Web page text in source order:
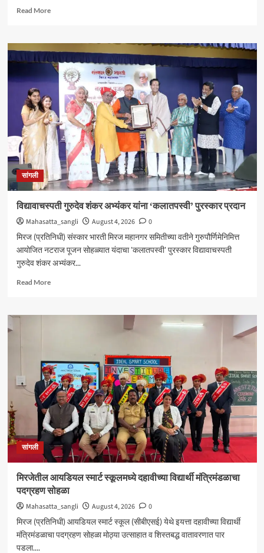
Read MoreRead
आंबोलीत
जत्राट
येथील
बेपत्ता
डॉक्टरचा
मृतदेह
अखेर
सापडला
सांगली
विद्यावाचस्पती गुरुदेव शंकर अभ्यंकर यांना ‘कलातपस्वी’ पुरस्कार प्रदान
Mahasatta_sangli August 4, 2026
0
मिरज (प्रतिनिधी) संस्कार भारती मिरज महानगर समितीच्या वतीने गुरुपौर्णिमेनिमित्त
आयोजित नटराज पूजन सोहळ्यात यंदाचा 'कलातपस्वी' पुरस्कार विद्यावाचस्पती
गुरुदेव शंकर अभ्यंकर...
Read MoreRead
विद्यावाचस्पती
यांना
‘कलातपस्वी’
पुरस्कार
प्रदान
सांगली
मिरजेतील आयडियल स्मार्ट स्कूलमध्ये दहावीच्या विद्यार्थी मंत्रिमंडळाचा
पदग्रहण सोहळा
Mahasatta_sangli August 4, 2026
0
मिरज (प्रतिनिधी) आयडियल स्मार्ट स्कूल (सीबीएसई) येथे इयत्ता दहावीच्या विद्यार्थी
मंत्रिमंडळाचा पदग्रहण सोहळा मोठ्या उत्साहात व शिस्तबद्ध वातावरणात पार
पडला....